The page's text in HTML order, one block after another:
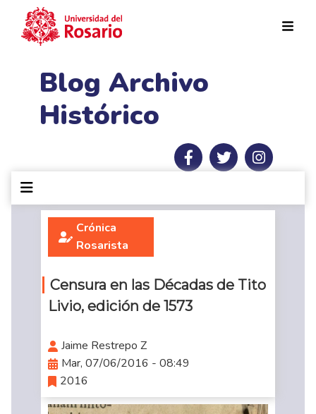
Blog Archivo
Histórico
Crónica
Rosarista
Censura en las Décadas de Tito
Livio, edición de 1573
Jaime Restrepo Z
Mar, 07/06/2016 - 08:49
2016